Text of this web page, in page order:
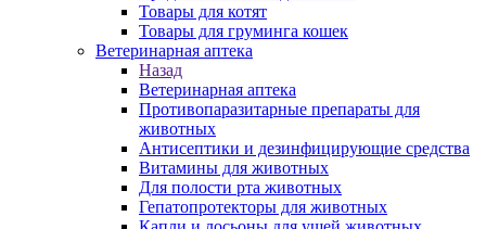
Товары для котят
Товары для груминга кошек
Ветеринарная аптека
Назад
Ветеринарная аптека
Противопаразитарные препараты для
животных
Антисептики и дезинфицирующие средства
Витамины для животных
Для полости рта животных
Гепатопротекторы для животных